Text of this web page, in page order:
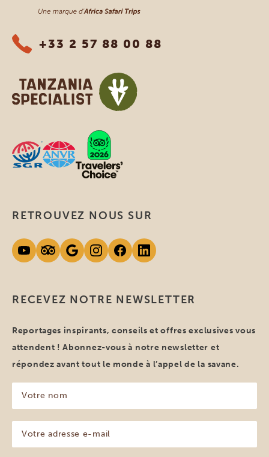
+33 2 57 88 00 88
RECEVEZ NOTRE NEWSLETTER
Reportages inspirants, conseils et offres exclusives vous
attendent ! Abonnez-vous à notre newsletter et
répondez avant tout le monde à l’appel de la savane.
nom
(Nécessaire)
adresse
e-
RETROUVEZ NOUS SUR